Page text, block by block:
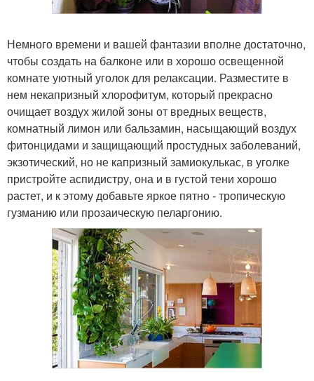
Немного времени и вашей фантазии вполне достаточно,
чтобы создать на балконе или в хорошо освещенной
комнате уютный уголок для релаксации. Разместите в
нем некапризный хлорофитум, который прекрасно
очищает воздух жилой зоны от вредных веществ,
комнатный лимон или бальзамин, насыщающий воздух
фитонцидами и защищающий простудных заболеваний,
экзотический, но не капризный замиокулькас, в уголке
пристройте аспидистру, она и в густой тени хорошо
растет, и к этому добавьте яркое пятно - тропическую
гузманию или прозаическую пеларгонию.